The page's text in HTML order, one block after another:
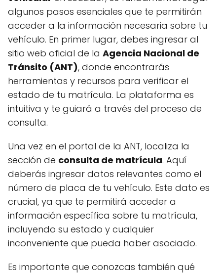
algunos pasos esenciales que te permitirán
acceder a la información necesaria sobre tu
vehículo. En primer lugar, debes ingresar al
sitio web oficial de la Agencia Nacional de
Tránsito (ANT), donde encontrarás
herramientas y recursos para verificar el
estado de tu matrícula. La plataforma es
intuitiva y te guiará a través del proceso de
consulta.
Una vez en el portal de la ANT, localiza la
sección de consulta de matrícula. Aquí
deberás ingresar datos relevantes como el
número de placa de tu vehículo. Este dato es
crucial, ya que te permitirá acceder a
información específica sobre tu matrícula,
incluyendo su estado y cualquier
inconveniente que pueda haber asociado.
Es importante que conozcas también qué